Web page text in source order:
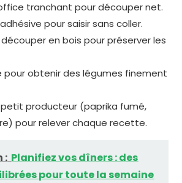
tranchant pour découper net.
pour saisir sans coller.
en bois pour préserver les
pour obtenir des légumes finement
producteur (paprika fumé,
pour relever chaque recette.
: Planifiez vos dîners : des
pour toute la semaine